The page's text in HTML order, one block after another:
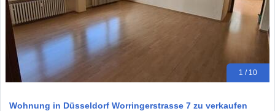
1 / 10
Wohnung in Düsseldorf Worringerstrasse 7 zu verkaufen